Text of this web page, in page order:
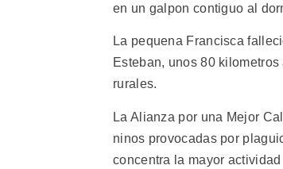
en un galpon contiguo al
La pequena Francisca
Esteban, unos 80
rurales.
La Alianza por una Mejor
ninos provocadas por
concentra la mayor